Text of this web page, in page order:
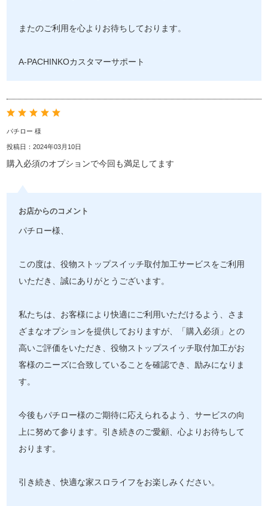
またのご利用を心よりお待ちしております。
A-PACHINKOカスタマーサポート
パチロー 様
投稿日：2024年03月10日
購入必須のオプションで今回も満足してます
お店からのコメント
パチロー様、
この度は、役物ストップスイッチ取付加工サービスをご利用
いただき、誠にありがとうございます。
私たちは、お客様により快適にご利用いただけるよう、さま
ざまなオプションを提供しておりますが、「購入必須」との
高いご評価をいただき、役物ストップスイッチ取付加工がお
客様のニーズに合致していることを確認でき、励みになりま
す。
今後もパチロー様のご期待に応えられるよう、サービスの向
上に努めて参ります。引き続きのご愛顧、心よりお待ちして
おります。
引き続き、快適な家スロライフをお楽しみください。